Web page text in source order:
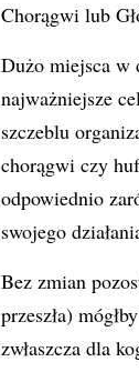
Chorągwi lub
Dużo miejsca w
najważniejsze
szczeblu
chorągwi czy
odpowiednio
swojego
Bez zmian
przeszła)
zwłaszcza dla